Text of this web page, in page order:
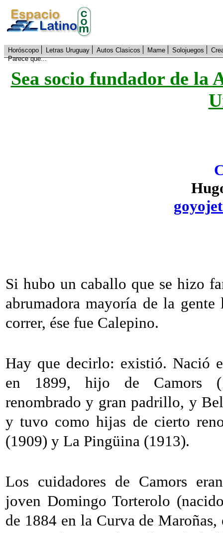
Horóscopo Letras Uruguay Autos Clasicos Mame Solojuegos
Parece que...
Sea socio fundador de la
Si hubo un caballo que se hizo
abrumadora mayoría de la
correr, ése fue Calepino.
Hay que decirlo: existió. Nació
en 1899, hijo de Camors
renombrado y gran padrillo, y
y tuvo como hijas de cierto
(1909) y La Pingüina (1913).
Los cuidadores de Camors
joven Domingo Torterolo
de 1884 en la Curva de